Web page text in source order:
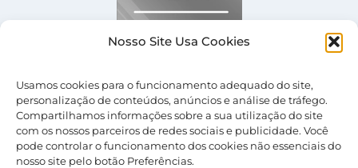
Nosso Site Usa Cookies
Usamos cookies para o funcionamento adequado do site,
personalização de conteúdos, anúncios e análise de tráfego.
Compartilhamos informações sobre a sua utilização do site
com os nossos parceiros de redes sociais e publicidade. Você
pode controlar o funcionamento dos cookies não essenciais do
nosso site pelo botão Preferências.
© 2026 Nevolus |Termos de Uso